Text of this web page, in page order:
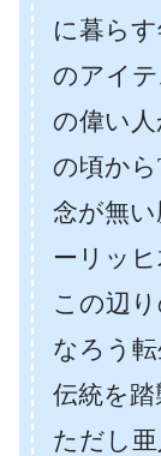
に暮ら
のアイ
の偉い
の頃か
念が無
ーリッヒ
この辺
なろう
伝統を踏
ただし